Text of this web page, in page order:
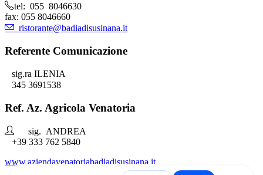
tel: 055 8046630
fax: 055 8046660
ristorante@badiadisusinana.it
Referente Comunicazione
sig.ra ILENIA
345 3691538
Ref. Az. Agricola Venatoria
sig. ANDREA
+39 333 762 5840
www.aziendavenatoriabadiadisusinana.it